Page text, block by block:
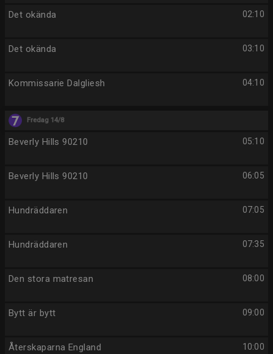
02:10
Det okända
03:10
Det okända
04:10
Kommissarie Dalgliesh
Fredag 14/8
05:10
Beverly Hills 90210
06:05
Beverly Hills 90210
07:05
Hundräddaren
07:35
Hundräddaren
08:00
Den stora matresan
09:00
Bytt är bytt
10:00
Återskaparna England